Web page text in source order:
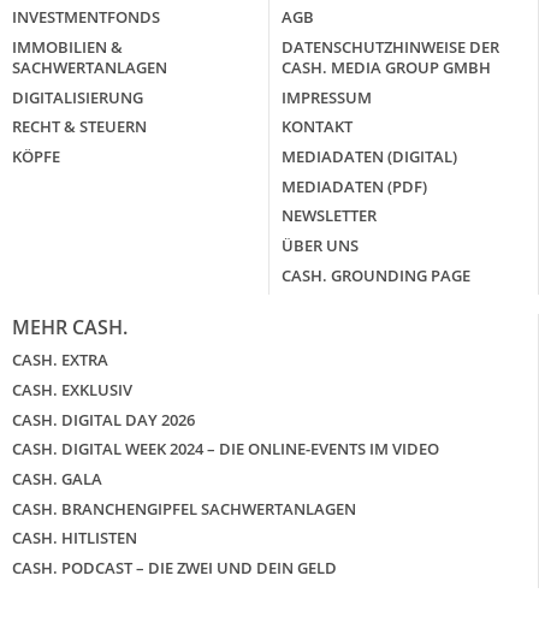
INVESTMENTFONDS
IMMOBILIEN &
SACHWERTANLAGEN
DIGITALISIERUNG
RECHT & STEUERN
KÖPFE
AGB
DATENSCHUTZHINWEISE DER
CASH. MEDIA GROUP GMBH
IMPRESSUM
KONTAKT
MEDIADATEN (DIGITAL)
MEDIADATEN (PDF)
NEWSLETTER
ÜBER UNS
CASH. GROUNDING PAGE
MEHR CASH.
CASH. EXTRA
CASH. EXKLUSIV
CASH. DIGITAL DAY 2026
CASH. DIGITAL WEEK 2024 – DIE ONLINE-EVENTS IM VIDEO
CASH. GALA
CASH. BRANCHENGIPFEL SACHWERTANLAGEN
CASH. HITLISTEN
CASH. PODCAST – DIE ZWEI UND DEIN GELD